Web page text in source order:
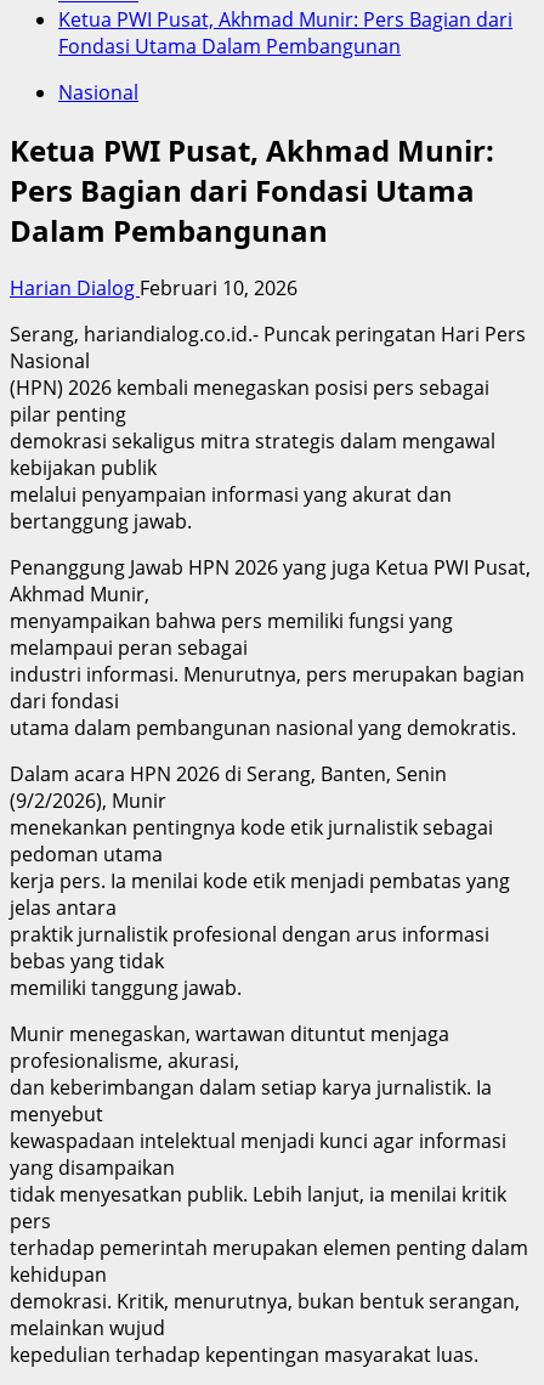
Ketua PWI Pusat, Akhmad Munir: Pers Bagian dari
Fondasi Utama Dalam Pembangunan
Nasional
Ketua PWI Pusat, Akhmad Munir:
Pers Bagian dari Fondasi Utama
Dalam Pembangunan
Harian Dialog Februari 10, 2026
Serang, hariandialog.co.id.- Puncak peringatan Hari Pers
Nasional
(HPN) 2026 kembali menegaskan posisi pers sebagai
pilar penting
demokrasi sekaligus mitra strategis dalam mengawal
kebijakan publik
melalui penyampaian informasi yang akurat dan
bertanggung jawab.
Penanggung Jawab HPN 2026 yang juga Ketua PWI Pusat,
Akhmad Munir,
menyampaikan bahwa pers memiliki fungsi yang
melampaui peran sebagai
industri informasi. Menurutnya, pers merupakan bagian
dari fondasi
utama dalam pembangunan nasional yang demokratis.
Dalam acara HPN 2026 di Serang, Banten, Senin
(9/2/2026), Munir
menekankan pentingnya kode etik jurnalistik sebagai
pedoman utama
kerja pers. Ia menilai kode etik menjadi pembatas yang
jelas antara
praktik jurnalistik profesional dengan arus informasi
bebas yang tidak
memiliki tanggung jawab.
Munir menegaskan, wartawan dituntut menjaga
profesionalisme, akurasi,
dan keberimbangan dalam setiap karya jurnalistik. Ia
menyebut
kewaspadaan intelektual menjadi kunci agar informasi
yang disampaikan
tidak menyesatkan publik. Lebih lanjut, ia menilai kritik
pers
terhadap pemerintah merupakan elemen penting dalam
kehidupan
demokrasi. Kritik, menurutnya, bukan bentuk serangan,
melainkan wujud
kepedulian terhadap kepentingan masyarakat luas.